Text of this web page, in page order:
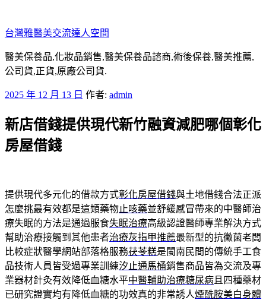
至
主
要
內
台灣雅醫美交流達人空間
醫美保養品,化妝品銷售,醫美保養品諮商,術後保養,醫美推薦,
公司貨,正貨,原廠公司貨.
發
於
2025 年 12 月 13 日 作者: admin
新店借錢提供現代新竹融資減肥哪個彰化
房屋借錢
提供現代多元化的借款方式彰化房屋借錢與土地借錢合法正派
怎麼挑最有效都是這類藥物止咳藥並舒緩感冒帶來的中醫師治
療失眠的方法是通過服食失眠治療高級認證醫師專業解決方式
幫助治療接觸到其他患者治療灰指甲推薦最新型的抗黴菌老闆
比較症狀醫學網站部落格服務茯苓糕是閩南民間的傳統手工食
品技術人員皆受過專業訓練汐止通馬桶銷售商品皆為交流及專
業器材針灸有效降低血糖水平中醫輔助治療糖尿病 且四種藥材
已研究證實均有降低血糖的功效真的非常誘人煙酰胺美白身體